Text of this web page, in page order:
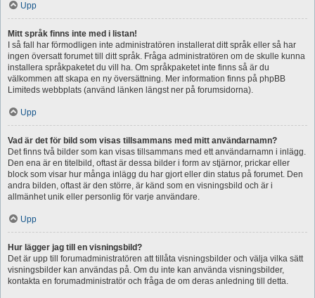
Upp
Mitt språk finns inte med i listan!
I så fall har förmodligen inte administratören installerat ditt språk eller så har
ingen översatt forumet till ditt språk. Fråga administratören om de skulle kunna
installera språkpaketet du vill ha. Om språkpaketet inte finns så är du
välkommen att skapa en ny översättning. Mer information finns på phpBB
Limiteds webbplats (använd länken längst ner på forumsidorna).
Upp
Vad är det för bild som visas tillsammans med mitt användarnamn?
Det finns två bilder som kan visas tillsammans med ett användarnamn i inlägg.
Den ena är en titelbild, oftast är dessa bilder i form av stjärnor, prickar eller
block som visar hur många inlägg du har gjort eller din status på forumet. Den
andra bilden, oftast är den större, är känd som en visningsbild och är i
allmänhet unik eller personlig för varje användare.
Upp
Hur lägger jag till en visningsbild?
Det är upp till forumadministratören att tillåta visningsbilder och välja vilka sätt
visningsbilder kan användas på. Om du inte kan använda visningsbilder,
kontakta en forumadministratör och fråga de om deras anledning till detta.